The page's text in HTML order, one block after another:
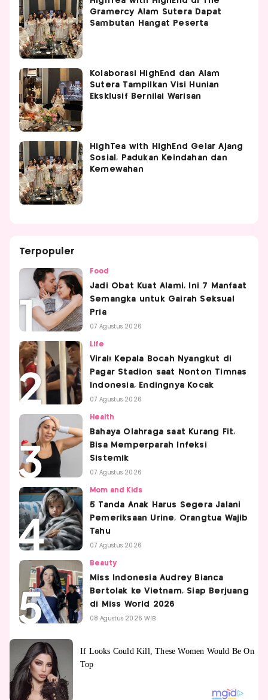
Gramercy Alam Sutera Dapat
Sambutan Hangat Peserta
Kolaborasi HighEnd dan Alam
Sutera Tampilkan Visi Hunian
Eksklusif Bernilai Warisan
HighTea with HighEnd Gelar Ajang
Sosial, Padukan Keindahan dan
Kemewahan
Terpopuler
Food
Jadi Obat Kuat Alami, Ini 7 Manfaat
Semangka untuk Gairah Seksual
Pria
07 Agustus 2026
Life
Viral! Kepala Bocah Nyangkut di
Pagar Stadion saat Nonton Timnas
Indonesia, Endingnya Kocak
07 Agustus 2026
Health
Bahaya Olahraga saat Kurang Fit,
Bisa Memperparah Infeksi
Sistemik
07 Agustus 2026
Mom and Kids
5 Tanda Anak Harus Segera Jalani
Pemeriksaan Urine, Orangtua Wajib
Tahu
07 Agustus 2026
Beauty
Miss Indonesia Audrey Bianca
Bertolak ke Vietnam, Siap Berjuang
di Miss World 2026
08 Agustus 2026 WIB